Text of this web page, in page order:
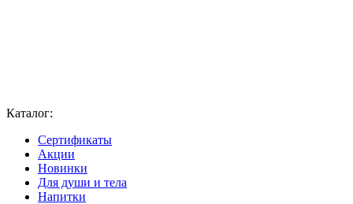
Каталог:
Сертификаты
Акции
Новинки
Для души и тела
Напитки